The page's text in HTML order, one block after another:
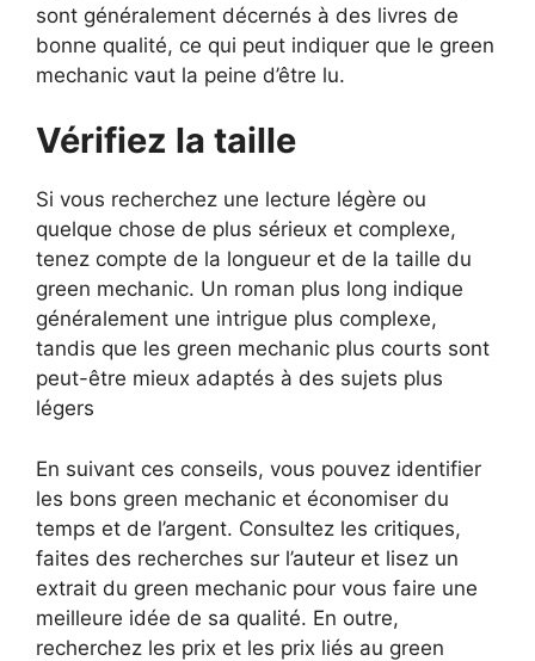
sont généralement décernés à des livres de
bonne qualité, ce qui peut indiquer que le green
mechanic vaut la peine d’être lu.
Vérifiez la taille
Si vous recherchez une lecture légère ou
quelque chose de plus sérieux et complexe,
tenez compte de la longueur et de la taille du
green mechanic. Un roman plus long indique
généralement une intrigue plus complexe,
tandis que les green mechanic plus courts sont
peut-être mieux adaptés à des sujets plus
légers
En suivant ces conseils, vous pouvez identifier
les bons green mechanic et économiser du
temps et de l’argent. Consultez les critiques,
faites des recherches sur l’auteur et lisez un
extrait du green mechanic pour vous faire une
meilleure idée de sa qualité. En outre,
recherchez les prix et les prix liés au green